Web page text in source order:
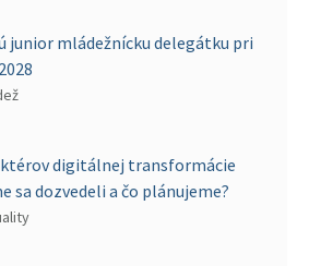
junior mládežnícku delegátku pri
digitálnej transformácie
sa dozvedeli a čo plánujeme?